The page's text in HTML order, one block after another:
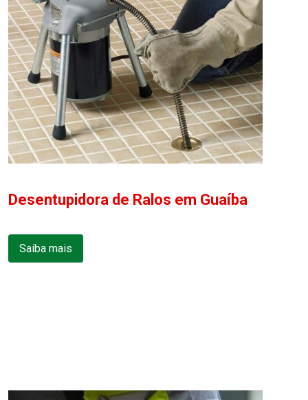
Desentupidora de Ralos em Guaíba
Saiba mais